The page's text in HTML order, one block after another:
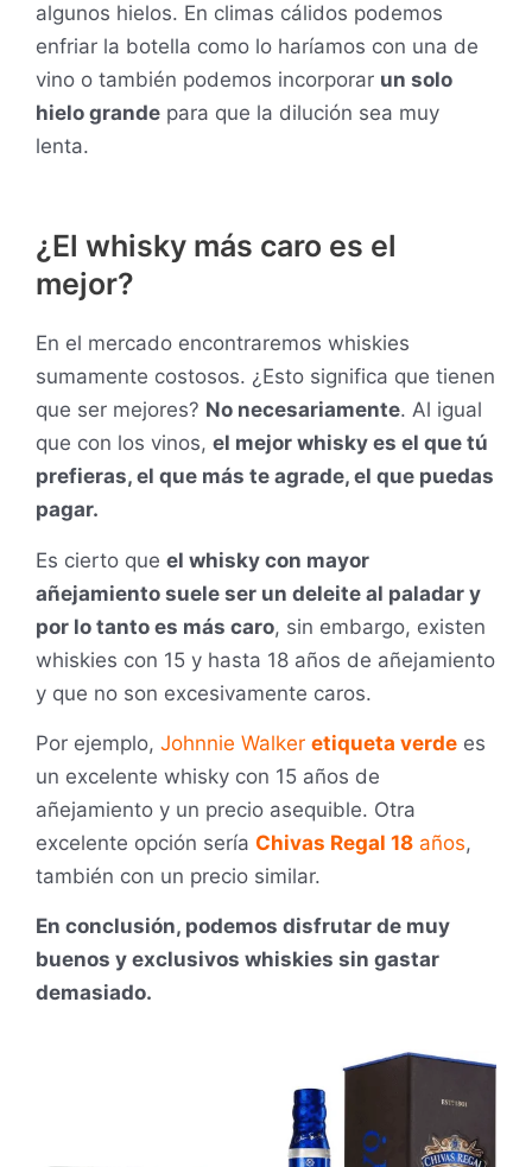
algunos hielos. En climas cálidos podemos
enfriar la botella como lo haríamos con una de
vino o también podemos incorporar un solo
hielo grande para que la dilución sea muy
lenta.
¿El whisky más caro es el
mejor?
En el mercado encontraremos whiskies
sumamente costosos. ¿Esto significa que tienen
que ser mejores? No necesariamente. Al igual
que con los vinos, el mejor whisky es el que tú
prefieras, el que más te agrade, el que puedas
pagar.
Es cierto que el whisky con mayor
añejamiento suele ser un deleite al paladar y
por lo tanto es más caro, sin embargo, existen
whiskies con 15 y hasta 18 años de añejamiento
y que no son excesivamente caros.
Por ejemplo, Johnnie Walker etiqueta verde es
un excelente whisky con 15 años de
añejamiento y un precio asequible. Otra
excelente opción sería Chivas Regal 18 años,
también con un precio similar.
En conclusión, podemos disfrutar de muy
buenos y exclusivos whiskies sin gastar
demasiado.